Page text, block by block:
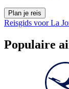
Plan je reis
Reisgids voor La
Populaire